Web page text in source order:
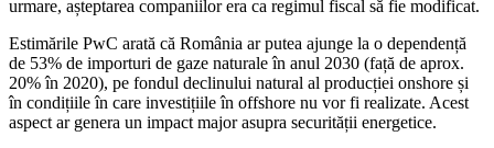
urmare, așteptarea companiilor era ca regimul fiscal să fie modificat.
Estimările PwC arată că România ar putea ajunge la o dependență
de 53% de importuri de gaze naturale în anul 2030 (față de aprox.
20% în 2020), pe fondul declinului natural al producției onshore și
în condițiile în care investițiile în offshore nu vor fi realizate. Acest
aspect ar genera un impact major asupra securității energetice.